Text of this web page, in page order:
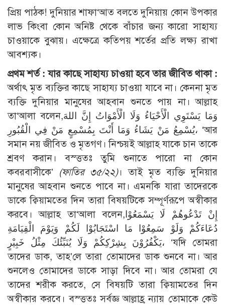
প্রিয় পাঠক! দুনিয়ার শাফা‘আত বলতে দুনিয়ায় কোন উপকার
লাভ কিংবা কোন অনিষ্ট থেকে বাঁচার জন্য কারো সাহায্য
চাওয়াকে বুঝায়। এক্ষেত্রে কতিপয় শর্তের প্রতি লক্ষ্য রাখা
আবশ্যক।
প্রথম শর্ত : যার কাছে সাহায্য চাওয়া হবে তার জীবিত থাকা :
অর্থাৎ মৃত ব্যক্তির কাছে সাহায্য চাওয়া যাবে না। কেননা মৃত
ব্যক্তি দুনিয়ার মানুষের আহবান শুনতে পায় না। আল্লাহ
তা‘আলা বলেন,وَمَا يَسْتَوِي الْأَحْيَاءُ وَلَا الْأَمْوَاتُ إِنَّ اللهَ
يُسْمِعُ مَنْ يَشَاءُ وَمَا أَنْتَ بِمُسْمِعٍ مَنْ فِي الْقُبُورِ، ‘আর
সমান নয় জীবিত ও মৃতগণ। নিশ্চয়ই আল্লাহ যাকে চান তাকে
শ্রবণ করান। বস্ত্ততঃ তুমি শুনাতে পারো না কোন
কবরবাসীকে’ (ফাতির ৩৫/২২)। তাই মৃত ব্যক্তি দুনিয়ার
মানুষের আহবান শুনতে পাবে না। এমনকি যারা তাদেরকে
ডাকে ক্বিয়ামতের দিন তারা বিষয়টিকে সম্পূর্ণরূপে অস্বীকার
করবে। আল্লাহ তা‘আলা বলেন,إِنْ تَدْعُوهُمْ لَا يَسْمَعُوْا
دُعَاءَكُمْ وَلَوْ سَمِعُوْا مَا اسْتَجَابُوْا لَكُمْ وَيَوْمَ الْقِيَامَةِ
يَكْفُرُوْنَ بِشِرْكِكُمْ وَلَا يُنَبِّئُكَ مِثْلُ خَبِيْرٍ، ‘যদি তোমরা
তাদের ডাক, তাহ’লে তারা তোমাদের ডাক শুনবে না। আর
শুনলেও তোমাদের ডাকে সাড়া দিবে না। আর তোমরা যে
তাদের শরীক করতে, সে বিষয়টি তারা ক্বিয়ামতের দিন
অস্বীকার করবে। বস্ত্ততঃ সর্বজ্ঞ আল্লাহ্র ন্যায় তোমাকে কেউ